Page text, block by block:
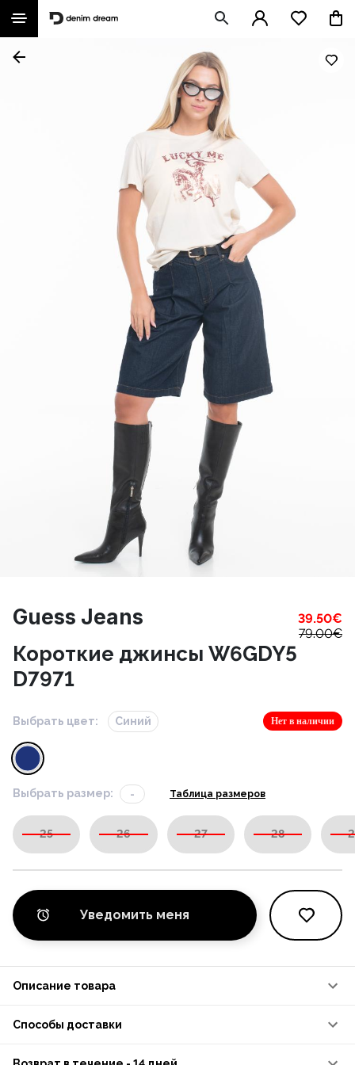
Guess Jeans 39.50€
79.00€
Короткие джинсы W6GDY5
D7971
Выбрать цвет: Синий Нет в наличии
Выбрать размер: - Таблица размеров
25 26 27 28
Уведомить меня
Описание товара
Способы доставки